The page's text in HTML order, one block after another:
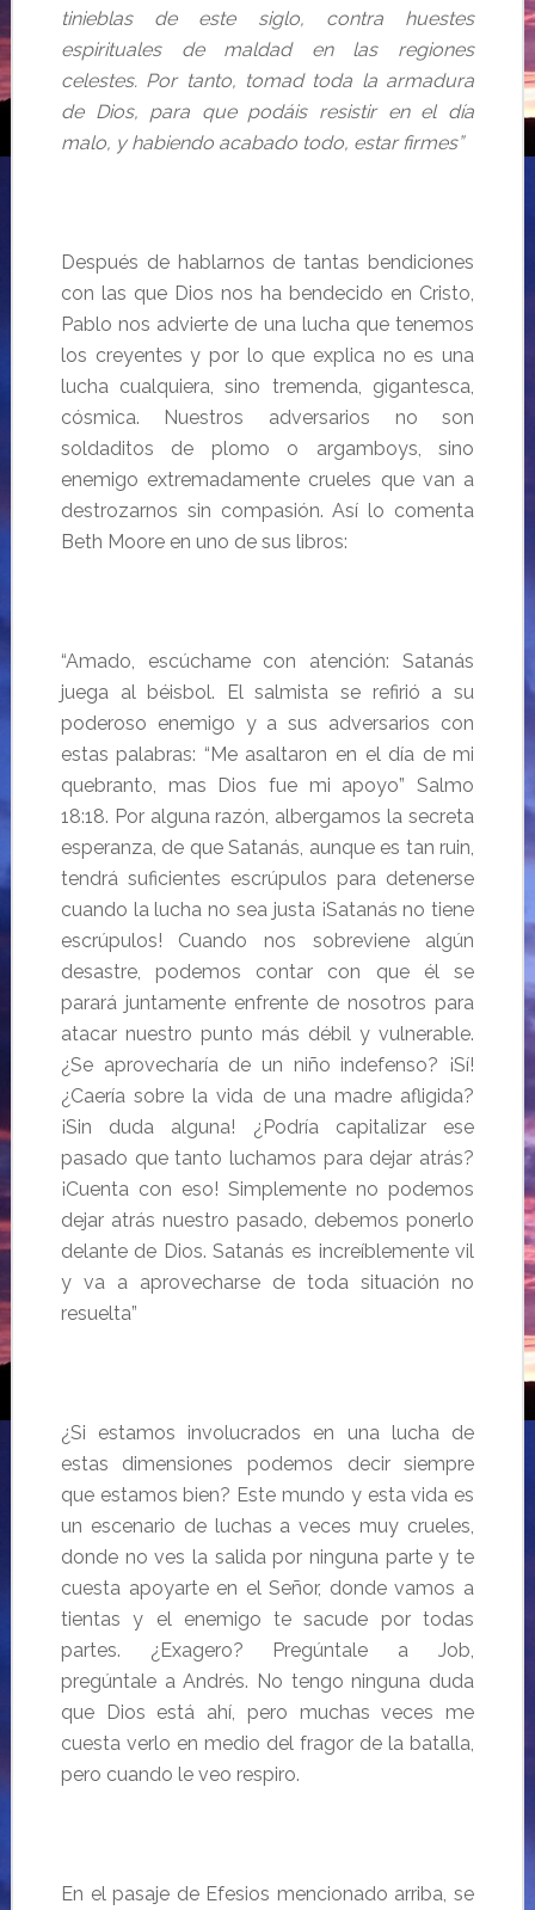
tinieblas de este siglo, contra huestes
espirituales de maldad en las regiones
celestes. Por tanto, tomad toda la armadura
de Dios, para que podáis resistir en el día
malo, y habiendo acabado todo, estar firmes”
Después de hablarnos de tantas bendiciones
con las que Dios nos ha bendecido en Cristo,
Pablo nos advierte de una lucha que tenemos
los creyentes y por lo que explica no es una
lucha cualquiera, sino tremenda, gigantesca,
cósmica. Nuestros adversarios no son
soldaditos de plomo o argamboys, sino
enemigo extremadamente crueles que van a
destrozarnos sin compasión. Así lo comenta
Beth Moore en uno de sus libros:
“Amado, escúchame con atención: Satanás
juega al béisbol. El salmista se refirió a su
poderoso enemigo y a sus adversarios con
estas palabras: “Me asaltaron en el día de mi
quebranto, mas Dios fue mi apoyo” Salmo
18:18. Por alguna razón, albergamos la secreta
esperanza, de que Satanás, aunque es tan ruin,
tendrá suficientes escrúpulos para detenerse
cuando la lucha no sea justa ¡Satanás no tiene
escrúpulos! Cuando nos sobreviene algún
desastre, podemos contar con que él se
parará juntamente enfrente de nosotros para
atacar nuestro punto más débil y vulnerable.
¿Se aprovecharía de un niño indefenso? ¡Sí!
¿Caería sobre la vida de una madre afligida?
¡Sin duda alguna! ¿Podría capitalizar ese
pasado que tanto luchamos para dejar atrás?
¡Cuenta con eso! Simplemente no podemos
dejar atrás nuestro pasado, debemos ponerlo
delante de Dios. Satanás es increíblemente vil
y va a aprovecharse de toda situación no
resuelta”
¿Si estamos involucrados en una lucha de
estas dimensiones podemos decir siempre
que estamos bien? Este mundo y esta vida es
un escenario de luchas a veces muy crueles,
donde no ves la salida por ninguna parte y te
cuesta apoyarte en el Señor, donde vamos a
tientas y el enemigo te sacude por todas
partes. ¿Exagero? Pregúntale a Job,
pregúntale a Andrés. No tengo ninguna duda
que Dios está ahí, pero muchas veces me
cuesta verlo en medio del fragor de la batalla,
pero cuando le veo respiro.
En el pasaje de Efesios mencionado arriba, se